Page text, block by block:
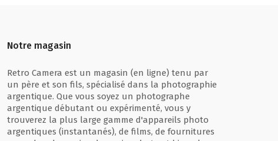
Notre magasin
Retro Camera est un magasin (en ligne) tenu par
un père et son fils, spécialisé dans la photographie
argentique. Que vous soyez un photographe
argentique débutant ou expérimenté, vous y
trouverez la plus large gamme d'appareils photo
argentiques (instantanés), de films, de fournitures